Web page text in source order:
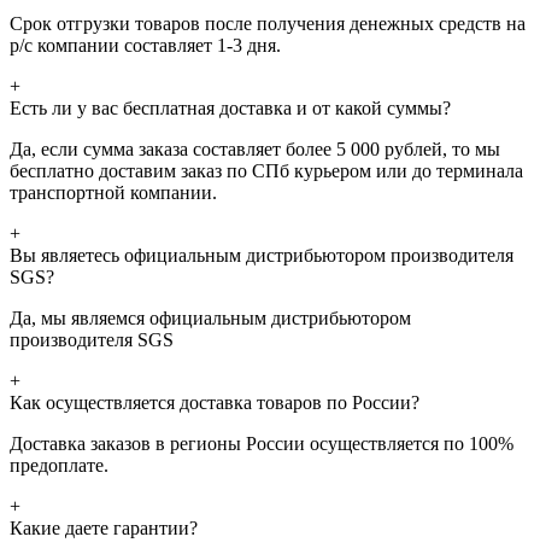
Срок отгрузки товаров после получения денежных средств на
р/с компании составляет 1-3 дня.
+
Есть ли у вас бесплатная доставка и от какой суммы?
Да, если сумма заказа составляет более 5 000 рублей, то мы
бесплатно доставим заказ по СПб курьером или до терминала
транспортной компании.
+
Вы являетесь официальным дистрибьютором производителя
SGS?
Да, мы являемся официальным дистрибьютором
производителя SGS
+
Как осуществляется доставка товаров по России?
Доставка заказов в регионы России осуществляется по 100%
предоплате.
+
Какие даете гарантии?